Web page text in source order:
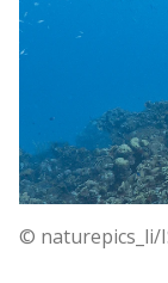
© naturepics_li/